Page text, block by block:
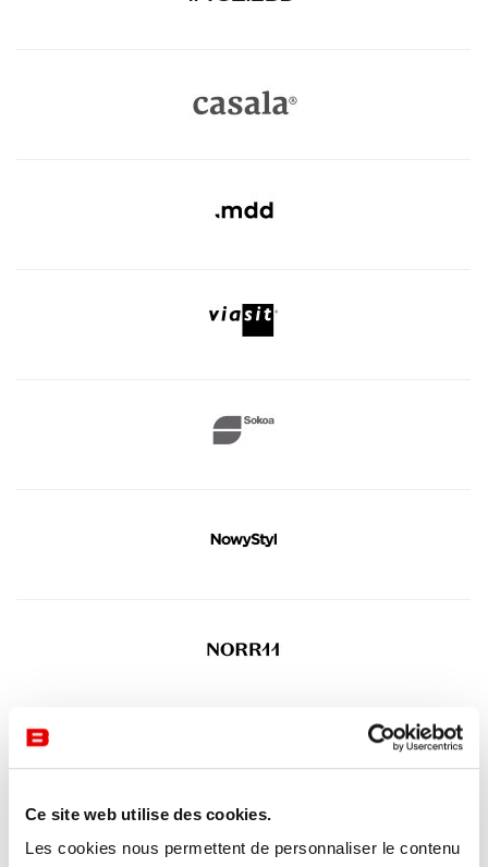
Ce site web utilise des cookies.
Les cookies nous permettent de personnaliser le contenu